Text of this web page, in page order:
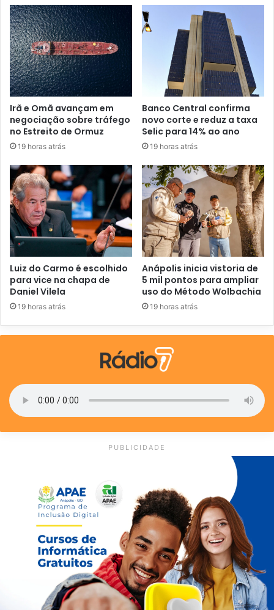
e
n
d
e
r
e
ç
o
d
e
e
a
l
Irã e Omã avançam em
negociação sobre tráfego
no Estreito de Ormuz
19 horas atrás
Banco Central confirma
novo corte e reduz a taxa
Selic para 14% ao ano
19 horas atrás
Luiz do Carmo é escolhido
para vice na chapa de
Daniel Vilela
19 horas atrás
Anápolis inicia vistoria de
5 mil pontos para ampliar
uso do Método Wolbachia
19 horas atrás
PUBLICIDADE